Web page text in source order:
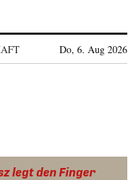
Do, 6. Aug 2026